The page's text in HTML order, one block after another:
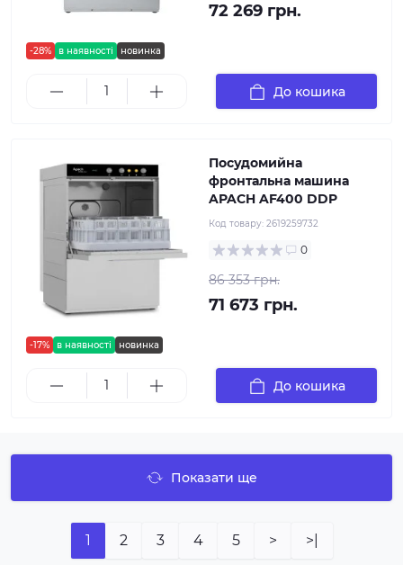
-28% в наявності новинка
72 269 грн.
До кошика
-17% в наявності новинка
Посудомийна
фронтальна машина
APACH AF400 DDP
Код товару: 2619259732
0
86 353 грн.
71 673 грн.
До кошика
Показати ще
1 2 3 4 5 > >|